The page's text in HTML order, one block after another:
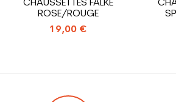
femme
CHAUSSETTES FALKE
ROSE/ROUGE
19,00 €